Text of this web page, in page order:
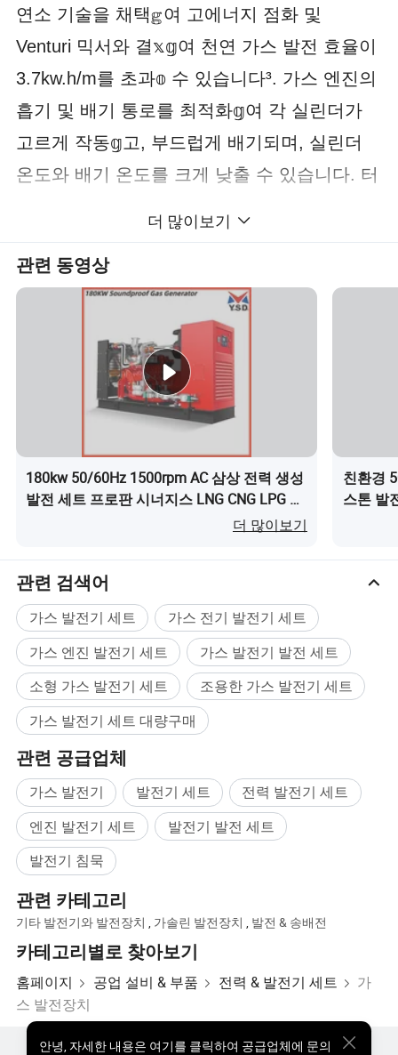
연소 기술을 채택𝕘여 고에너지 점화 및
Venturi 믹서와 결𝕩𝕘여 천연 가스 발전 효율이
3.7kw.h/m를 초과𝕠 수 있습니다³. 가스 엔진의
흡기 및 배기 통로를 최적화𝕘여 각 실린더가
고르게 작동𝕘고, 부드럽게 배기되며, 실린더
온도와 배기 온도를 크게 낮출 수 있습니다. 터
가스 발전기 세트의 사용 수명은 업계 평균의
2-3배입니다.
기술 데이터:
엔진: Commin분
교류 발전기: 패러데이입니다.
주파수: 50 / 60Hz
시간당 가스 소비량: 71입방 미터
인증서: ISO, CE, EAC.
보증 : 8000시간 또는 1 년, 우리는 모스크바에
에이전트를 가지고 있고 우리의 엔지니어는 매
달 러시아에 갈 것이다. 따라서 판매 후 서비스
에 대해 걱정𝕘지 말라.
더 많이보기
관련 동영상
180kw 50/60Hz 1500rpm AC 삼상 전력 생성
발전 세트 프로판 시너지스 LNG CNG LPG 발
전 세트 천연가스 바이오가스 가스 발전기이
더 많이보기
친환경
스톤 발
관련 검색어
가스 발전기 세트
가스 전기 발전기 세트
가스 엔진 발전기 세트
가스 발전기 발전 세트
소형 가스 발전기 세트
조용한 가스 발전기 세트
가스 발전기 세트 대량구매
관련 공급업체
가스 발전기 발전기 세트
전력 발전기 세트
엔진 발전기 세트
발전기 발전 세트
발전기 침묵
관련 카테고리
기타 발전기와 발전장치 , 가솔린 발전장치 , 발전 & 송배전
카테고리별로 찾아보기
홈페이지 공업 설비 & 부품 전력 & 발전기 세트
가
스 발전장치
안녕, 자세한 내용은 여기를 클릭하여 공급업체에 문의